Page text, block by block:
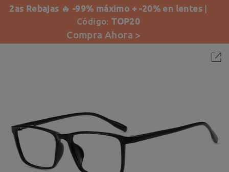
2as Rebajas 🔥 -99% máximo + -20% en lentes |
Código:TOP20
Compra Ahora >